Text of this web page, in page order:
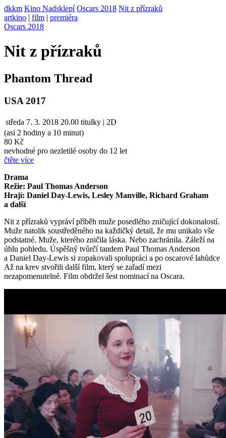
dkkm Kino Nadsklepí Oscars 2018 Nit z přízraků
artkino | film | premiéra
Oscars 2018
Nit z přízraků
Phantom Thread
USA 2017
středa 7. 3. 2018 20.00 titulky | 2D
(asi 2 hodiny a 10 minut)
80 Kč
nevhodné pro nezletilé osoby do 12 let
čtěte více
Drama
Režie: Paul Thomas Anderson
Hrají: Daniel Day-Lewis, Lesley Manville, Richard Graham
a další
Nit z přízraků vypráví příběh muže posedlého zničující dokonalostí.
Muže natolik soustředěného na každičký detail, že mu unikalo vše
podstatné. Muže, kterého zničila láska. Nebo zachránila. Záleží na
úhlu pohledu. Úspěšný tvůrčí tandem Paul Thomas Anderson
a Daniel Day-Lewis si zopakovali spolupráci a po oscarové lahůdce
Až na krev stvořili další film, který se zařadí mezi
nezapomenutelné. Film obdržel šest nominací na Oscara.